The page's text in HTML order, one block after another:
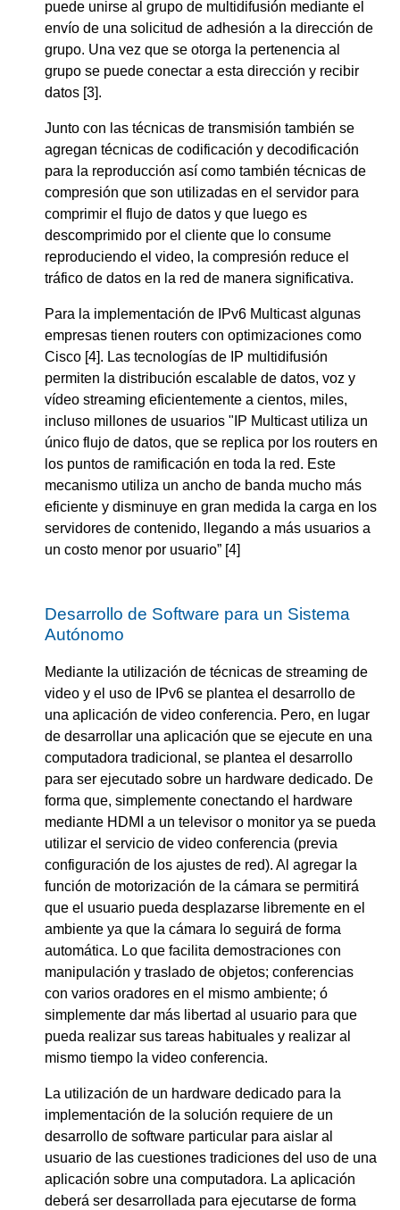
puede unirse al grupo de multidifusión mediante el
envío de una solicitud de adhesión a la dirección de
grupo. Una vez que se otorga la pertenencia al
grupo se puede conectar a esta dirección y recibir
datos [3].
Junto con las técnicas de transmisión también se
agregan técnicas de codificación y decodificación
para la reproducción así como también técnicas de
compresión que son utilizadas en el servidor para
comprimir el flujo de datos y que luego es
descomprimido por el cliente que lo consume
reproduciendo el video, la compresión reduce el
tráfico de datos en la red de manera significativa.
Para la implementación de IPv6 Multicast algunas
empresas tienen routers con optimizaciones como
Cisco [4]. Las tecnologías de IP multidifusión
permiten la distribución escalable de datos, voz y
vídeo streaming eficientemente a cientos, miles,
incluso millones de usuarios "IP Multicast utiliza un
único flujo de datos, que se replica por los routers en
los puntos de ramificación en toda la red. Este
mecanismo utiliza un ancho de banda mucho más
eficiente y disminuye en gran medida la carga en los
servidores de contenido, llegando a más usuarios a
un costo menor por usuario” [4]
Desarrollo de Software para un Sistema
Autónomo
Mediante la utilización de técnicas de streaming de
video y el uso de IPv6 se plantea el desarrollo de
una aplicación de video conferencia. Pero, en lugar
de desarrollar una aplicación que se ejecute en una
computadora tradicional, se plantea el desarrollo
para ser ejecutado sobre un hardware dedicado. De
forma que, simplemente conectando el hardware
mediante HDMI a un televisor o monitor ya se pueda
utilizar el servicio de video conferencia (previa
configuración de los ajustes de red). Al agregar la
función de motorización de la cámara se permitirá
que el usuario pueda desplazarse libremente en el
ambiente ya que la cámara lo seguirá de forma
automática. Lo que facilita demostraciones con
manipulación y traslado de objetos; conferencias
con varios oradores en el mismo ambiente; ó
simplemente dar más libertad al usuario para que
pueda realizar sus tareas habituales y realizar al
mismo tiempo la video conferencia.
La utilización de un hardware dedicado para la
implementación de la solución requiere de un
desarrollo de software particular para aislar al
usuario de las cuestiones tradiciones del uso de una
aplicación sobre una computadora. La aplicación
deberá ser desarrollada para ejecutarse de forma